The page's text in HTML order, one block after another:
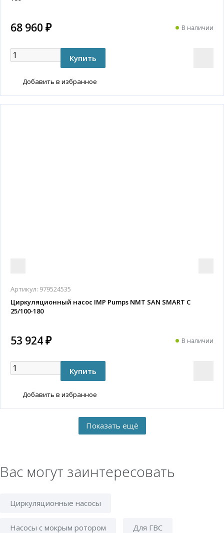
68 960 ₽ В наличии
Добавить в избранное
Артикул: 979524535
Циркуляционный насос IMP Pumps NMT SAN SMART C
25/100-180
53 924 ₽ В наличии
Добавить в избранное
Вас могут заинтересовать
Циркуляционные насосы
Насосы с мокрым ротором Для ГВС